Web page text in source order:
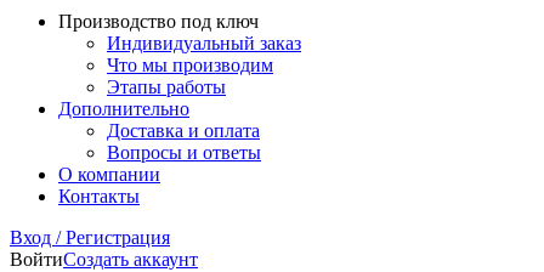
Производство под ключ
Индивидуальный заказ
Что мы производим
Этапы работы
Дополнительно
Доставка и оплата
Вопросы и ответы
О компании
Контакты
Вход / Регистрация
ВойтиСоздать аккаунт